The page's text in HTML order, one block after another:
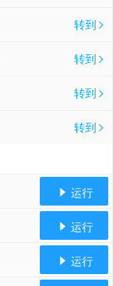
转到 
转到 
转到 
转到 
 运行
 运行
 运行